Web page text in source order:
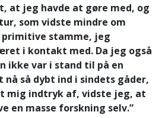
at jeg havde at gøre med, og
som vidste mindre om
primitive stamme, jeg
i kontakt med. Da jeg også
ikke var i stand til på en
så dybt ind i sindets gåder,
mig indtryk af, vidste jeg, at
en masse forskning selv.”